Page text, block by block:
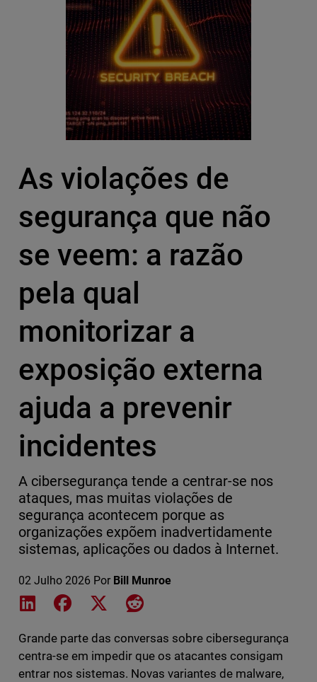
As violações de
segurança que não
se veem: a razão
pela qual
monitorizar a
exposição externa
ajuda a prevenir
incidentes
A cibersegurança tende a centrar-se nos
ataques, mas muitas violações de
segurança acontecem porque as
organizações expõem inadvertidamente
sistemas, aplicações ou dados à Internet.
02 Julho 2026 Por Bill Munroe
Share on LinkedIn
Share on Facebook
Share on XShare on Reddit
Grande parte das conversas sobre cibersegurança
centra-se em impedir que os atacantes consigam
entrar nos sistemas. Novas variantes de malware,